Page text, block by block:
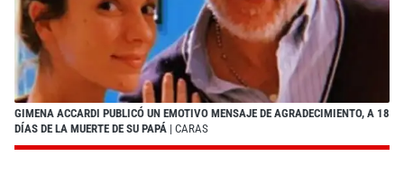
GIMENA ACCARDI PUBLICÓ UN EMOTIVO MENSAJE DE AGRADECIMIENTO, A 18
DÍAS DE LA MUERTE DE SU PAPÁ | CARAS